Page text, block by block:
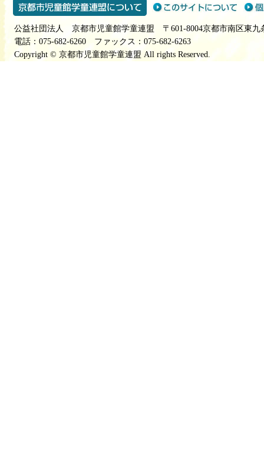
公益社団法人 京都市児童館学童連盟 〒601-8004京都市南区東九
電話：075-682-6260 ファックス：075-682-6263
Copyright © 京都市児童館学童連盟 All rights Reserved.